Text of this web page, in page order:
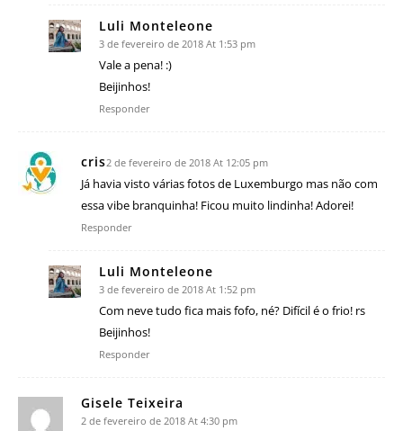
Luli Monteleone
3 de fevereiro de 2018 At 1:53 pm
Vale a pena! :)
Beijinhos!
Responder
cris2 de fevereiro de 2018 At 12:05 pm
Já havia visto várias fotos de Luxemburgo mas não com
essa vibe branquinha! Ficou muito lindinha! Adorei!
Responder
Luli Monteleone
3 de fevereiro de 2018 At 1:52 pm
Com neve tudo fica mais fofo, né? Difícil é o frio! rs
Beijinhos!
Responder
Gisele Teixeira
2 de fevereiro de 2018 At 4:30 pm